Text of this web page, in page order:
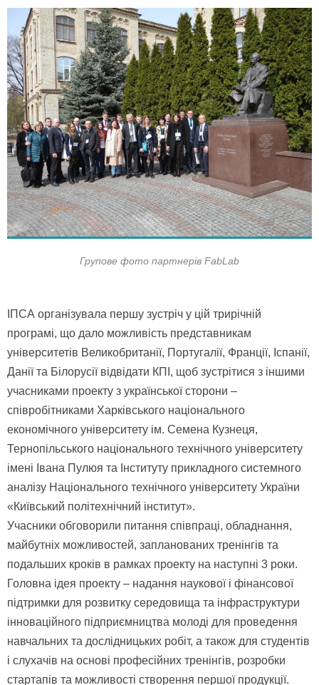
Групове фото партнерів FabLab
ІПСА організувала першу зустріч у цій трирічній
програмі, що дало можливість представникам
університетів Великобританії, Португалії, Франції, Іспанії,
Данії та Білорусії відвідати КПІ, щоб зустрітися з іншими
учасниками проекту з української сторони –
співробітниками Харківського національного
економічного університету ім. Семена Кузнеця,
Тернопільського національного технічного університету
імені Івана Пулюя та Інституту прикладного системного
аналізу Національного технічного університету України
«Київський політехнічний інститут».
Учасники обговорили питання співпраці, обладнання,
майбутніх можливостей, запланованих тренінгів та
подальших кроків в рамках проекту на наступні 3 роки.
Головна ідея проекту – надання наукової і фінансової
підтримки для розвитку середовища та інфраструктури
інноваційного підприємництва молоді для проведення
навчальних та дослідницьких робіт, а також для студентів
і слухачів на основі професійних тренінгів, розробки
стартапів та можливості створення першої продукції.